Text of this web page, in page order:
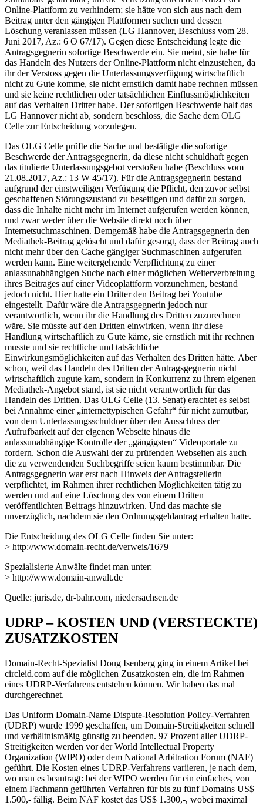
Online-Plattform zu verhindern; sie hätte von sich aus nach dem
Beitrag unter den gängigen Plattformen suchen und dessen
Löschung veranlassen müssen (LG Hannover, Beschluss vom 28.
Juni 2017, Az.: 6 O 67/17). Gegen diese Entscheidung legte die
Antragsgegnerin sofortige Beschwerde ein. Sie meint, sie habe für
das Handeln des Nutzers der Online-Plattform nicht einzustehen, da
ihr der Verstoss gegen die Unterlassungsverfügung wirtschaftlich
nicht zu Gute komme, sie nicht ernstlich damit habe rechnen müssen
und sie keine rechtlichen oder tatsächlichen Einflussmöglichkeiten
auf das Verhalten Dritter habe. Der sofortigen Beschwerde half das
LG Hannover nicht ab, sondern beschloss, die Sache dem OLG
Celle zur Entscheidung vorzulegen.
Das OLG Celle prüfte die Sache und bestätigte die sofortige
Beschwerde der Antragsgegnerin, da diese nicht schuldhaft gegen
das titulierte Unterlassungsgebot verstoßen habe (Beschluss vom
21.08.2017, Az.: 13 W 45/17). Für die Antragsgegnerin bestand
aufgrund der einstweiligen Verfügung die Pflicht, den zuvor selbst
geschaffenen Störungszustand zu beseitigen und dafür zu sorgen,
dass die Inhalte nicht mehr im Internet aufgerufen werden können,
und zwar weder über die Website direkt noch über
Internetsuchmaschinen. Demgemäß habe die Antragsgegnerin den
Mediathek-Beitrag gelöscht und dafür gesorgt, dass der Beitrag auch
nicht mehr über den Cache gängiger Suchmaschinen aufgerufen
werden kann. Eine weitergehende Verpflichtung zu einer
anlassunabhängigen Suche nach einer möglichen Weiterverbreitung
ihres Beitrages auf einer Videoplattform vorzunehmen, bestand
jedoch nicht. Hier hatte ein Dritter den Beitrag bei Youtube
eingestellt. Dafür wäre die Antragsgegnerin jedoch nur
verantwortlich, wenn ihr die Handlung des Dritten zuzurechnen
wäre. Sie müsste auf den Dritten einwirken, wenn ihr diese
Handlung wirtschaftlich zu Gute käme, sie ernstlich mit ihr rechnen
musste und sie rechtliche und tatsächliche
Einwirkungsmöglichkeiten auf das Verhalten des Dritten hätte. Aber
schon, weil das Handeln des Dritten der Antragsgegnerin nicht
wirtschaftlich zugute kam, sondern in Konkurrenz zu ihrem eigenen
Mediathek-Angebot stand, ist sie nicht verantwortlich für das
Handeln des Dritten. Das OLG Celle (13. Senat) erachtet es selbst
bei Annahme einer „internettypischen Gefahr“ für nicht zumutbar,
von dem Unterlassungsschuldner über den Ausschluss der
Aufrufbarkeit auf der eigenen Webseite hinaus die
anlassunabhängige Kontrolle der „gängigsten“ Videoportale zu
fordern. Schon die Auswahl der zu prüfenden Webseiten als auch
die zu verwendenden Suchbegriffe seien kaum bestimmbar. Die
Antragsgegnerin war erst nach Hinweis der Antragstellerin
verpflichtet, im Rahmen ihrer rechtlichen Möglichkeiten tätig zu
werden und auf eine Löschung des von einem Dritten
veröffentlichten Beitrags hinzuwirken. Und das machte sie
unverzüglich, nachdem sie den Ordnungsgeldantrag erhalten hatte.
Die Entscheidung des OLG Celle finden Sie unter:
> http://www.domain-recht.de/verweis/1679
Spezialisierte Anwälte findet man unter:
> http://www.domain-anwalt.de
Quelle: juris.de, dr-bahr.com, niedersachsen.de
UDRP – KOSTEN UND (VERSTECKTE)
ZUSATZKOSTEN
Domain-Recht-Spezialist Doug Isenberg ging in einem Artikel bei
circleid.com auf die möglichen Zusatzkosten ein, die im Rahmen
eines UDRP-Verfahrens entstehen können. Wir haben das mal
durchgerechnet.
Das Uniform Domain-Name Dispute-Resolution Policy-Verfahren
(UDRP) wurde 1999 geschaffen, um Domain-Streitigkeiten schnell
und verhältnismäßig günstig zu beenden. 97 Prozent aller UDRP-
Streitigkeiten werden vor der World Intellectual Property
Organization (WIPO) oder dem National Arbitration Forum (NAF)
geführt. Die Kosten eines UDRP-Verfahrens variieren, je nach dem,
wo man es beantragt: bei der WIPO werden für ein einfaches, von
einem Fachmann geführten Verfahren für bis zu fünf Domains US$
1.500,- fällig. Beim NAF kostet das US$ 1.300,-, wobei maximal